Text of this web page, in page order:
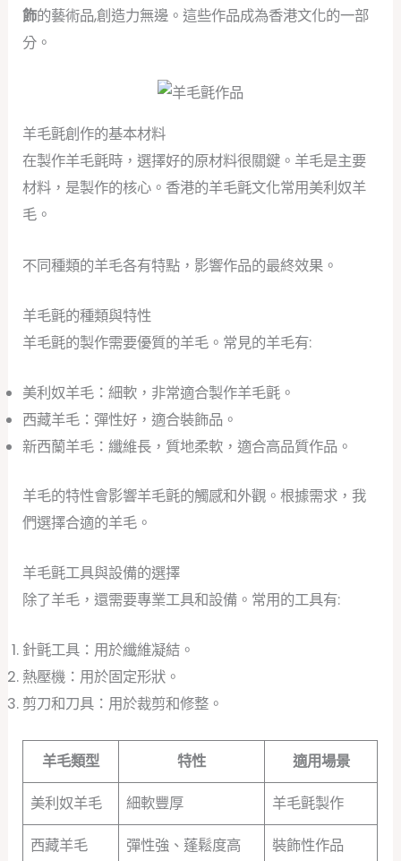
飾的藝術品,創造力無邊。這些作品成為香港文化的一部
分。
羊毛氈創作的基本材料
在製作羊毛氈時，選擇好的原材料很關鍵。羊毛是主要
材料，是製作的核心。香港的羊毛氈文化常用美利奴羊
毛。
不同種類的羊毛各有特點，影響作品的最終效果。
羊毛氈的種類與特性
羊毛氈的製作需要優質的羊毛。常見的羊毛有:
美利奴羊毛：細軟，非常適合製作羊毛氈。
西藏羊毛：彈性好，適合裝飾品。
新西蘭羊毛：纖維長，質地柔軟，適合高品質作品。
羊毛的特性會影響羊毛氈的觸感和外觀。根據需求，我
們選擇合適的羊毛。
羊毛氈工具與設備的選擇
除了羊毛，還需要專業工具和設備。常用的工具有:
針氈工具：用於纖維凝結。
熱壓機：用於固定形狀。
剪刀和刀具：用於裁剪和修整。
羊毛類型 特性 適用場景
美利奴羊毛 細軟豐厚 羊毛氈製作
西藏羊毛 彈性強、蓬鬆度高 裝飾性作品